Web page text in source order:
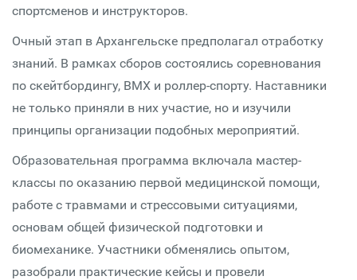
спортсменов и инструкторов.
Очный этап в Архангельске предполагал отработку
знаний. В рамках сборов состоялись соревнования
по скейтбордингу, BMX и роллер-спорту. Наставники
не только приняли в них участие, но и изучили
принципы организации подобных мероприятий.
Образовательная программа включала мастер-
классы по оказанию первой медицинской помощи,
работе с травмами и стрессовыми ситуациями,
основам общей физической подготовки и
биомеханике. Участники обменялись опытом,
разобрали практические кейсы и провели